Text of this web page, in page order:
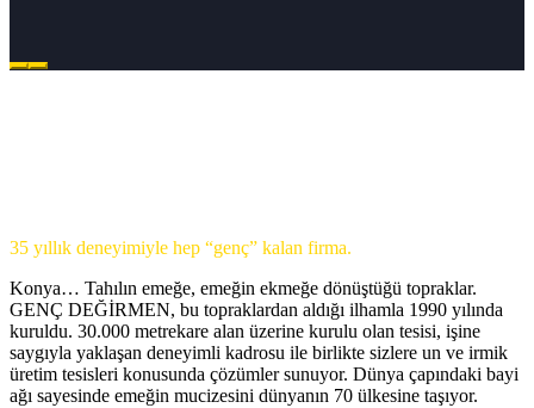
35 yıllık deneyimiyle hep “genç” kalan firma.
Konya… Tahılın emeğe, emeğin ekmeğe dönüştüğü topraklar.
GENÇ DEĞİRMEN, bu topraklardan aldığı ilhamla 1990 yılında
kuruldu. 30.000 metrekare alan üzerine kurulu olan tesisi, işine
saygıyla yaklaşan deneyimli kadrosu ile birlikte sizlere un ve irmik
üretim tesisleri konusunda çözümler sunuyor. Dünya çapındaki bayi
ağı sayesinde emeğin mucizesini dünyanın 70 ülkesine taşıyor.